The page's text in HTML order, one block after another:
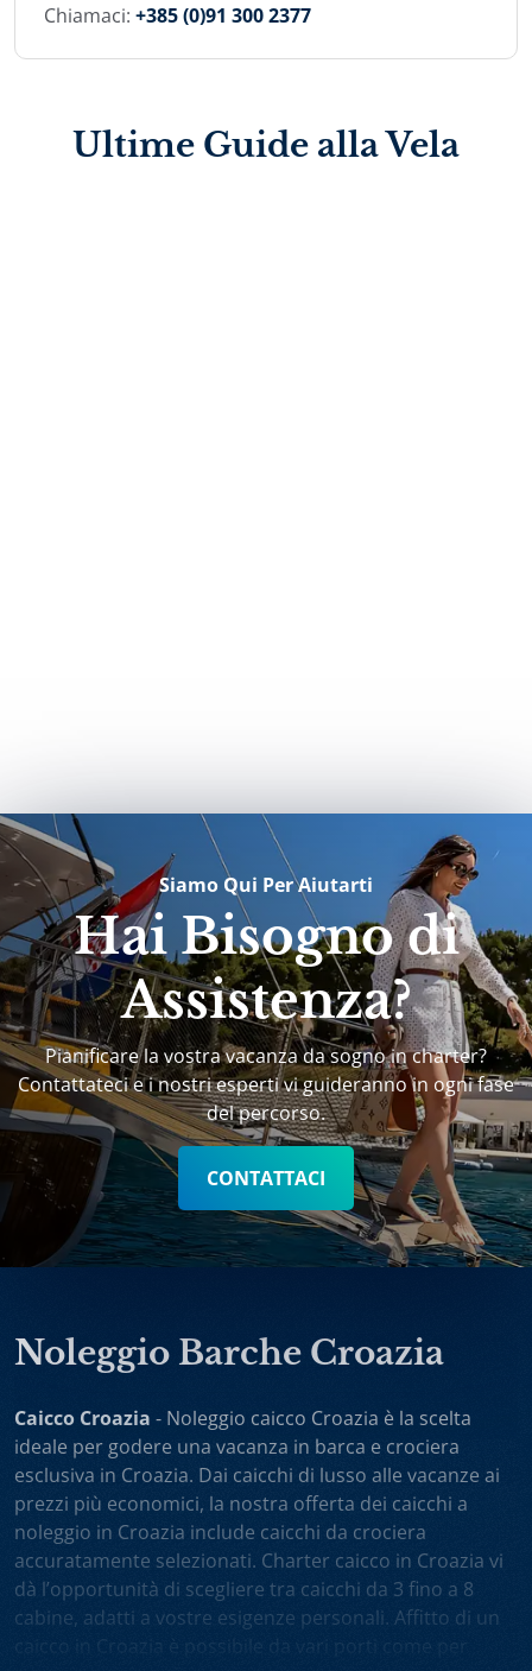
Chiamaci: +385 (0)91 300 2377
Ultime Guide alla Vela
Siamo Qui Per Aiutarti
Hai Bisogno di
Assistenza?
Pianificare la vostra vacanza da sogno in charter?
Contattateci e i nostri esperti vi guideranno in ogni fase
del percorso.
CONTATTACI
Noleggio Barche Croazia
Caicco Croazia - Noleggio caicco Croazia è la scelta
ideale per godere una vacanza in barca e crociera
esclusiva in Croazia. Dai caicchi di lusso alle vacanze ai
prezzi più economici, la nostra offerta dei caicchi a
noleggio in Croazia include caicchi da crociera
accuratamente selezionati. Charter caicco in Croazia vi
dà l’opportunità di scegliere tra caicchi da 3 fino a 8
cabine, adatti a vostre esigenze personali. Affitto di un
caicco in Croazia è possibile da vari porti come per